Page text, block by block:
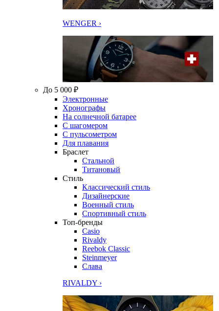
WENGER ›
До 5 000 ₽
Электронные
Хронографы
На солнечной батарее
С шагомером
С пульсометром
Для плавания
Браслет
Стальной
Титановый
Стиль
Классический стиль
Дизайнерские
Военный стиль
Спортивный стиль
Топ-бренды
Casio
Rivaldy
Reebok Classic
Steinmeyer
Слава
RIVALDY ›